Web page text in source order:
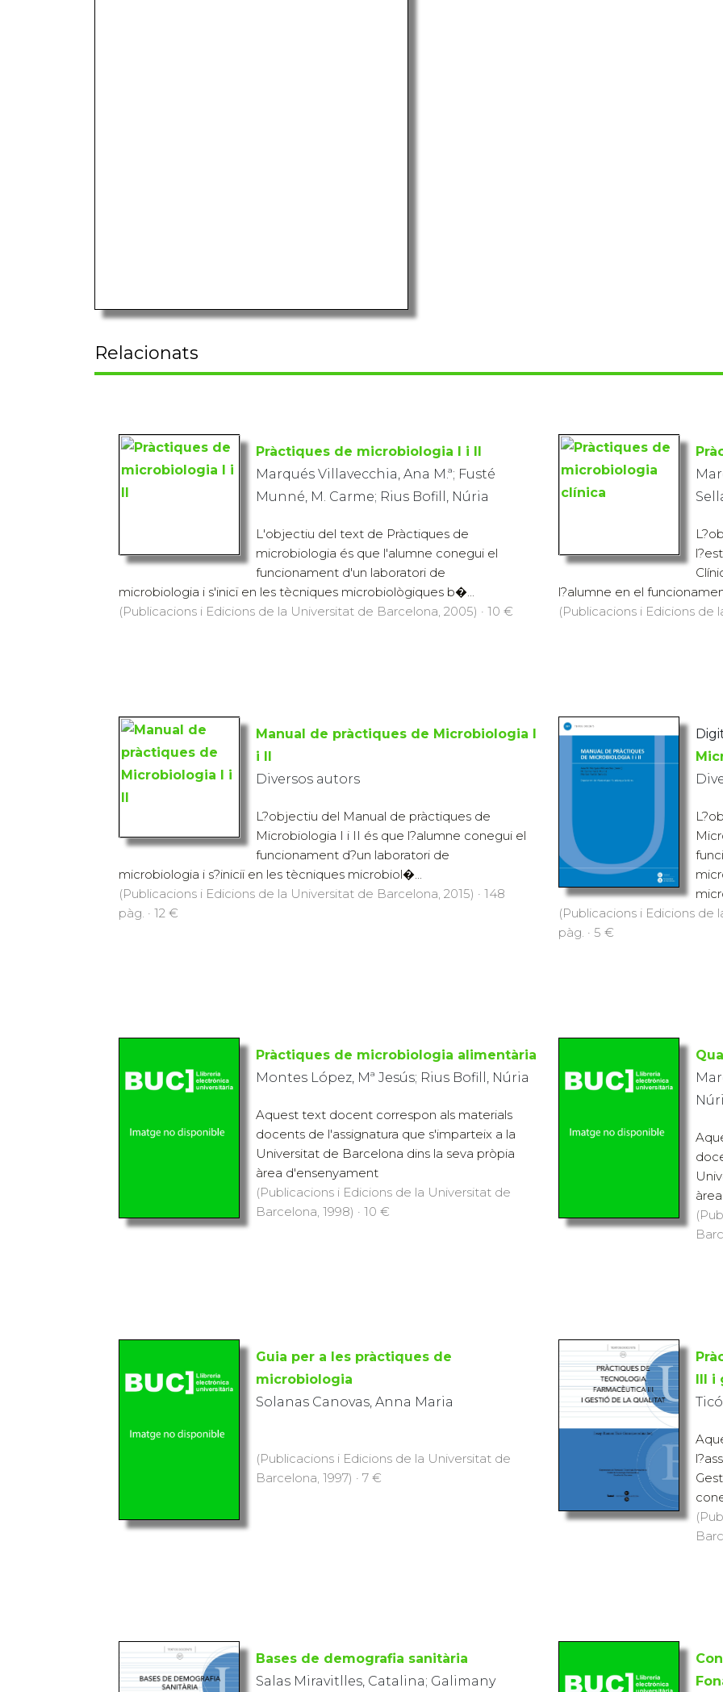
Relacionats
Pràctiques de microbiologia I i II
Marqués Villavecchia, Ana M.ª; Fusté
Munné, M. Carme; Rius Bofill, Núria
L'objectiu del text de Pràctiques de
microbiologia és que l'alumne conegui el
funcionament d'un laboratori de
microbiologia i s'inicï en les tècniques microbiològiques b�...
(Publicacions i Edicions de la Universitat de Barcelona, 2005) · 10 €
l?alumne en el
(Publicacions i Edicions de
Manual de pràctiques de Microbiologia I
i II
Diversos autors
L?objectiu del Manual de pràctiques de
Microbiologia I i II és que l?alumne conegui el
funcionament d?un laboratori de
microbiologia i s?iniciï en les tècniques microbiol�...
(Publicacions i Edicions de la Universitat de Barcelona, 2015) · 148
pàg. · 12 €
(Publicacions i Edicions de
pàg. · 5 €
Pràctiques de microbiologia alimentària
Montes López, Mª Jesús; Rius Bofill, Núria
Aquest text docent correspon als materials
docents de l'assignatura que s'imparteix a la
Universitat de Barcelona dins la seva pròpia
àrea d'ensenyament
(Publicacions i Edicions de la Universitat de
Barcelona, 1998) · 10 €
Guia per a les pràctiques de
microbiologia
Solanas Canovas, Anna Maria
(Publicacions i Edicions de la Universitat de
Barcelona, 1997) · 7 €
III
Bases de demografia sanitària
Salas Miravitlles, Catalina; Galimany